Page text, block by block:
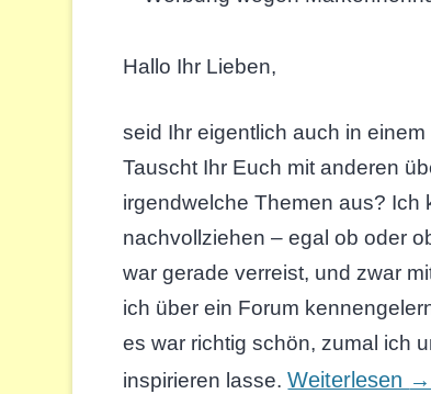
Hallo Ihr Lieben,
seid Ihr eigentlich auch in
Tauscht Ihr Euch mit anderen
irgendwelche Themen aus? Ich
nachvollziehen – egal ob oder
war gerade verreist, und zwar
ich über ein Forum
es war richtig schön, zumal ich
inspirieren lasse.Weiterlesen →